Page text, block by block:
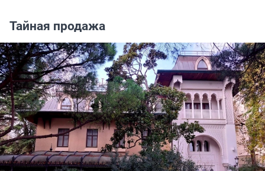
Тайная продажа